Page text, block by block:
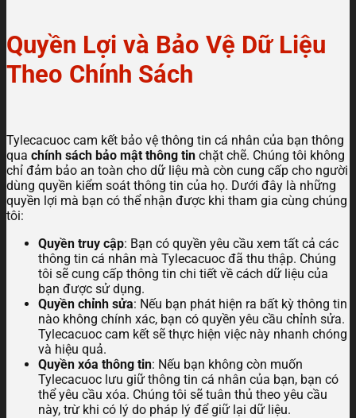
Quyền Lợi và Bảo Vệ Dữ Liệu
Theo Chính Sách
Tylecacuoc cam kết bảo vệ thông tin cá nhân của bạn thông
qua chính sách bảo mật thông tin chặt chẽ. Chúng tôi không
chỉ đảm bảo an toàn cho dữ liệu mà còn cung cấp cho người
dùng quyền kiểm soát thông tin của họ. Dưới đây là những
quyền lợi mà bạn có thể nhận được khi tham gia cùng chúng
tôi:
Quyền truy cập: Bạn có quyền yêu cầu xem tất cả các
thông tin cá nhân mà Tylecacuoc đã thu thập. Chúng
tôi sẽ cung cấp thông tin chi tiết về cách dữ liệu của
bạn được sử dụng.
Quyền chỉnh sửa: Nếu bạn phát hiện ra bất kỳ thông tin
nào không chính xác, bạn có quyền yêu cầu chỉnh sửa.
Tylecacuoc cam kết sẽ thực hiện việc này nhanh chóng
và hiệu quả.
Quyền xóa thông tin: Nếu bạn không còn muốn
Tylecacuoc lưu giữ thông tin cá nhân của bạn, bạn có
thể yêu cầu xóa. Chúng tôi sẽ tuân thủ theo yêu cầu
này, trừ khi có lý do pháp lý để giữ lại dữ liệu.